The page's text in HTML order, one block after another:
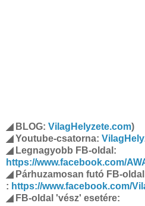
◢ BLOG: VilagHelyzete.com)
◢ Youtube-csatorna:
◢ Legnagyobb FB-oldal:
https://www.facebook.com/
◢ Párhuzamosan futó FB-
: https://www.facebook.com/
◢ FB-oldal 'vész' esetére: